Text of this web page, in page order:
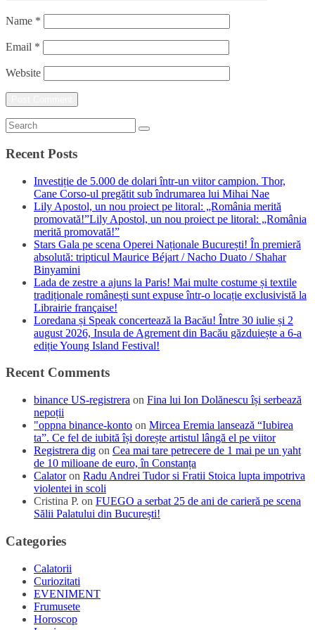
Name *
Email *
Website
Recent Posts
Investiție de 5.000 de dolari într-un viitor campion. Thor,
Cane Corso-ul pregătit sub îndrumarea lui Mihai Nae
Lily Apostol, un nou proiect pe litoral: „România merită
promovată!”Lily Apostol, un nou proiect pe litoral: „România
merită promovată!”
Stars Gala pe scena Operei Naționale București! În premieră
absolută: tripticul Maurice Béjart / Nacho Duato / Shahar
Binyamini
Lada de zestre a ajuns la Paris! Mai multe costume și textile
tradiționale românești sunt expuse într-o locație exclusivistă la
Librairie française!
Loredana și Speak concertează la Bacău! Între 30 iulie și 2
august 2026, Insula de Agrement din Bacău găzduiește a 6-a
ediție Young Island Festival!
Recent Comments
binance US-registrera on Fina lui Ion Dolănescu își serbează
nepoții
"oppna binance-konto on Mircea Eremia lansează “Iubirea
ta”. Ce fel de iubită își dorește artistul lângă el pe viitor
Registrera dig on Cea mai tare petrecere de 1 mai pe un yaht
de 10 milioane de euro, în Constanța
Calatoron Radu Andrei Tudor si Fratii Stoica lupta impotriva
violentei in scoli
Cristina P. on FUEGO a serbat 25 de ani de carieră pe scena
Sălii Palatului din București!
Categories
Calatorii
Curiozitati
EVENIMENT
Frumusete
Horoscop